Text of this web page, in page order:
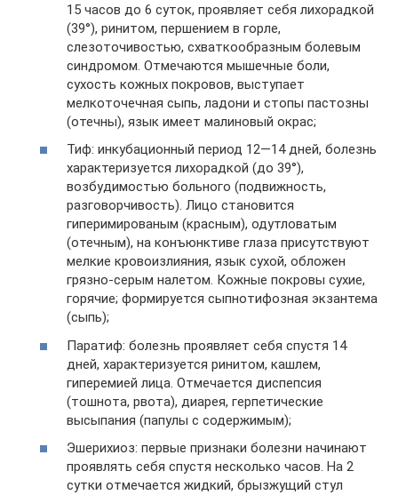
15 часов до 6 суток, проявляет себя лихорадкой
(39°), ринитом, першением в горле,
слезоточивостью, схваткообразным болевым
синдромом. Отмечаются мышечные боли,
сухость кожных покровов, выступает
мелкоточечная сыпь, ладони и стопы пастозны
(отечны), язык имеет малиновый окрас;
Тиф: инкубационный период 12—14 дней, болезнь
характеризуется лихорадкой (до 39°),
возбудимостью больного (подвижность,
разговорчивость). Лицо становится
гиперимированым (красным), одутловатым
(отечным), на конъюнктиве глаза присутствуют
мелкие кровоизлияния, язык сухой, обложен
грязно-серым налетом. Кожные покровы сухие,
горячие; формируется сыпнотифозная экзантема
(сыпь);
Паратиф: болезнь проявляет себя спустя 14
дней, характеризуется ринитом, кашлем,
гиперемией лица. Отмечается диспепсия
(тошнота, рвота), диарея, герпетические
высыпания (папулы с содержимым);
Эшерихиоз: первые признаки болезни начинают
проявлять себя спустя несколько часов. На 2
сутки отмечается жидкий, брызжущий стул